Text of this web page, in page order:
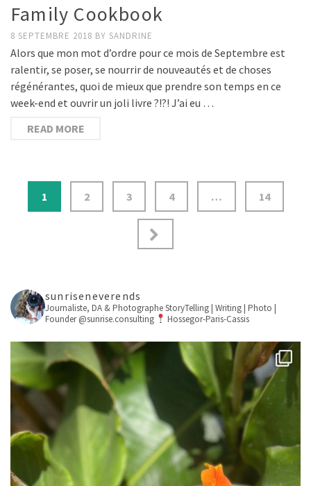
Family Cookbook
8 SEPTEMBRE 2018 BY SANDRINE
Alors que mon mot d’ordre pour ce mois de Septembre est
ralentir, se poser, se nourrir de nouveautés et de choses
régénérantes, quoi de mieux que prendre son temps en ce
week-end et ouvrir un joli livre ?!?! J’ai eu …
READ MORE
1 2 3 4 … 14
sunriseneverends
Journaliste, DA & PhotographeStoryTelling | Writing | Photo |
Founder @sunrise.consulting
Hossegor-Paris-Cassis